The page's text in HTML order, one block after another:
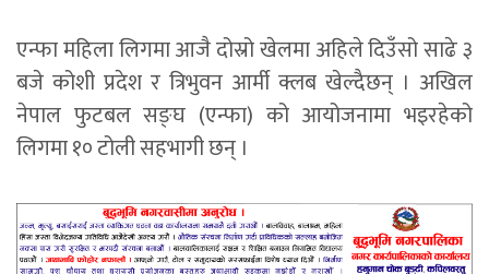
एन्फा महिला लिगमा आजै दोस्रो खेलमा अहिले दिउँसो साढे ३
बजे कोशी प्रदेश र त्रिभुवन आर्मी क्लब खेल्दैछन् । अखिल
नेपाल फुटबल सङ्घ (एन्फा) को आयोजनामा भइरहेको
लिगमा १० टोली सहभागी छन् ।